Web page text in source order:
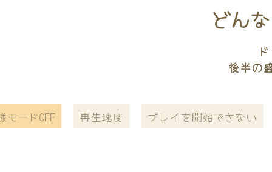
どん
後半の
モードOFF 再生速度 プレイを開始できない